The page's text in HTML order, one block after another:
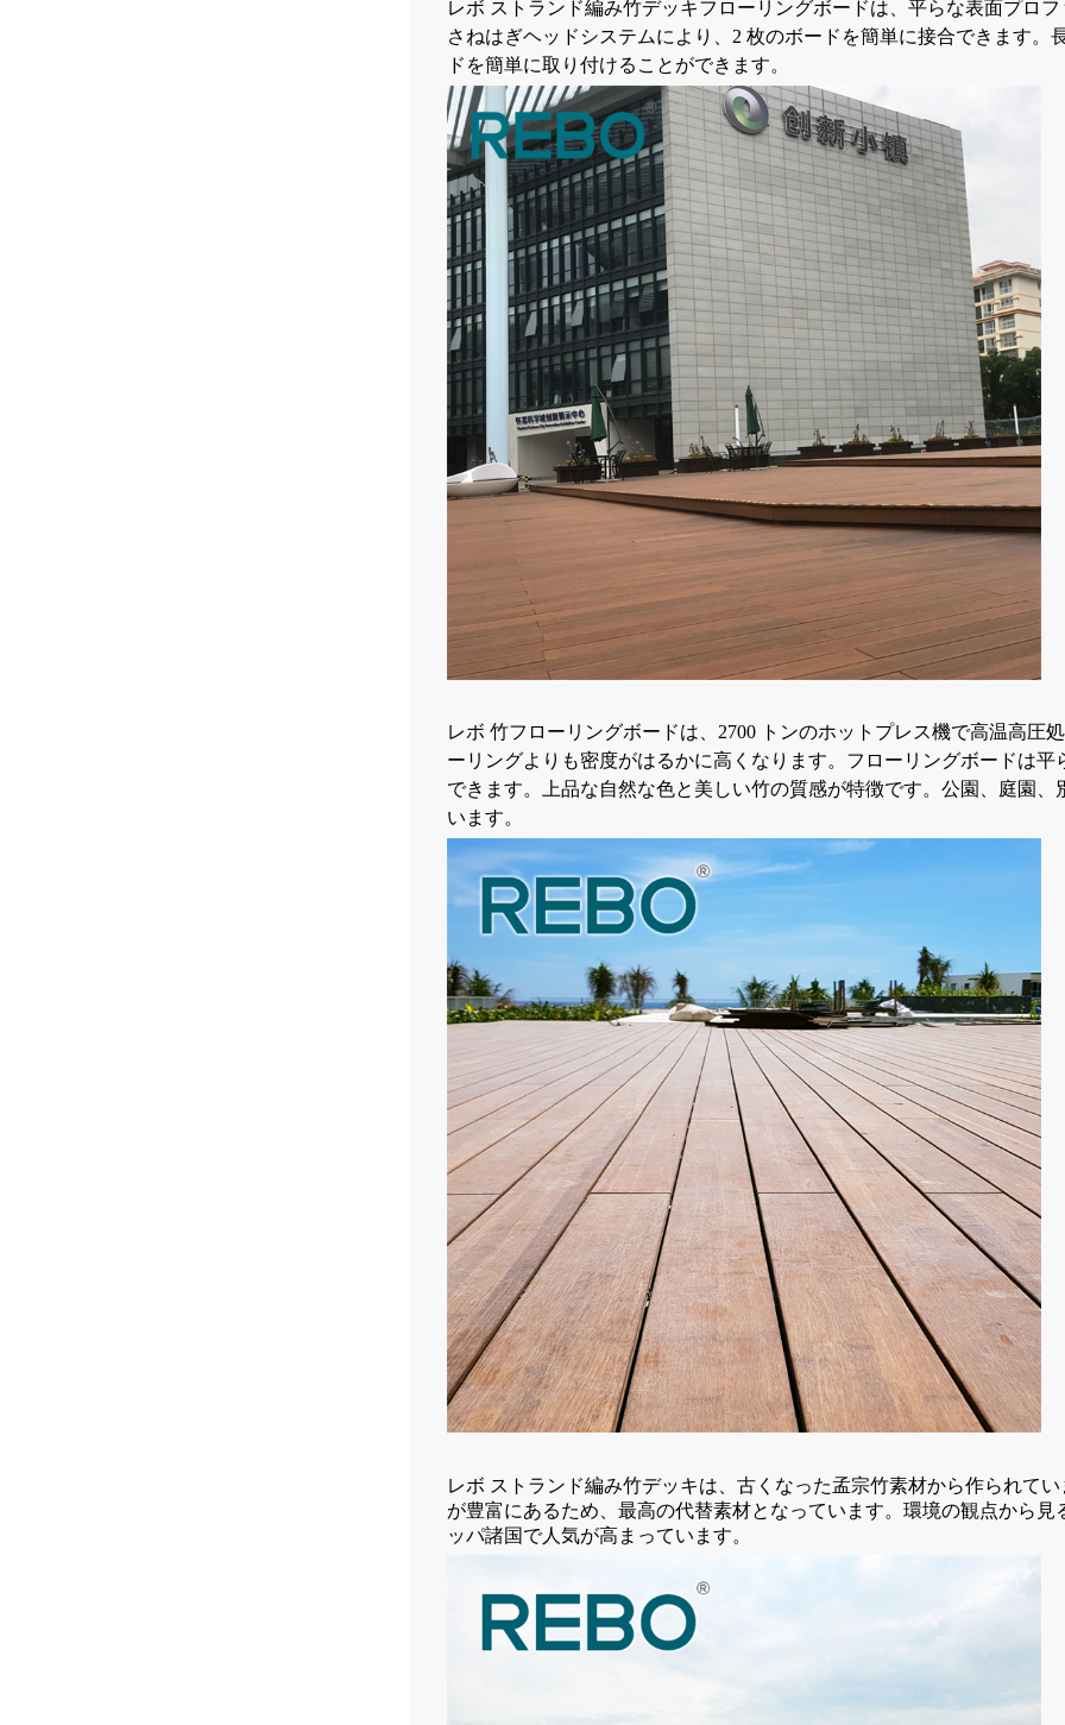
レボ ストランド編み竹デッキフローリングボードは、平らな表面プロ
さねはぎヘッドシステムにより、2 枚のボードを簡単に接合できます
ドを簡単に取り付けることができます。
レボ 竹フローリングボードは、2700 トンのホットプレス機で高温高圧
ーリングよりも密度がはるかに高くなります。フローリングボードは
できます。上品な自然な色と美しい竹の質感が特徴です。公園、庭園
います。
レボ ストランド編み竹デッキは、古くなった孟宗竹素材から作られて
が豊富にあるため、最高の代替素材となっています。環境の観点から
ッパ諸国で人気が高まっています。